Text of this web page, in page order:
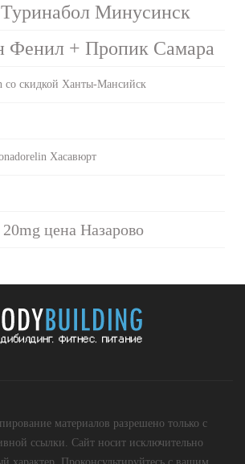
Минусинск
Фенил + Пропик Самара
со скидкой Ханты-Мансийск
Хасавюрт
цена Назарово
материалов разрешено только с
ссылки. Сайт носит исключительно